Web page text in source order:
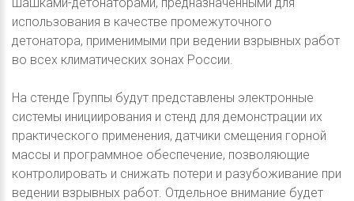
использования в качестве промежуточного
детонатора, применимыми при ведении взрывных работ
во всех климатических зонах России.
На стенде Группы будут представлены электронные
системы инициирования и стенд для демонстрации их
практического применения, датчики смещения горной
массы и программное обеспечение, позволяющие
контролировать и снижать потери и разубоживание при
ведении взрывных работ. Отдельное внимание будет